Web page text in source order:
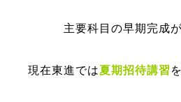
主要科目の早期完成
現在東進では夏期招待講習